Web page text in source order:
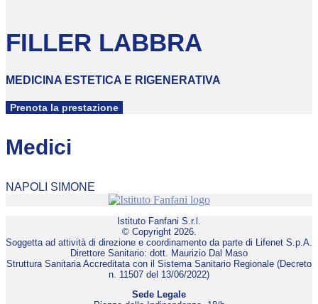
FILLER LABBRA
MEDICINA ESTETICA E RIGENERATIVA
Prenota la prestazione
Medici
NAPOLI SIMONE
Istituto Fanfani S.r.l.
© Copyright 2026.
Soggetta ad attività di direzione e coordinamento da parte di Lifenet S.p.A.
Direttore Sanitario: dott. Maurizio Dal Maso
Struttura Sanitaria Accreditata con il Sistema Sanitario Regionale (Decreto
n. 11507 del 13/06/2022)
Sede Legale